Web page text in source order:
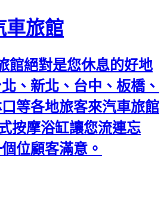
車旅館
館絕對是您休息的好地
、新北、台中、板橋、
等各地旅客來汽車旅館
按摩浴缸讓您流連忘
位顧客滿意。